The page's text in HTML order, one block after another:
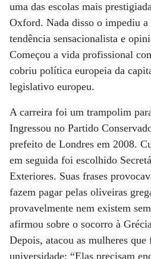
uma das escolas mais
Oxford. Nada disso o impediu a
tendência sensacionalista e
Começou a vida profissional
cobriu política europeia da
legislativo europeu.
A carreira foi um trampolim
Ingressou no Partido
prefeito de Londres em 2008.
em seguida foi escolhido
Exteriores. Suas frases
fazem pagar pelas oliveiras
provavelmente nem existem
afirmou sobre o socorro à
Depois, atacou as mulheres que
universidade: “Elas precisam